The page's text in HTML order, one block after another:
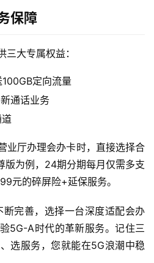
保障
大专属权益：
定向流量
通话业务
业厅办理会办卡时，直接选择合
版为例，24期分期每月仅需多支
元的碎屏险+延保服务。
完善，选择一台深度适配会办
5G-A时代的革新服务。记住三
选服务，您就能在5G浪潮中稳